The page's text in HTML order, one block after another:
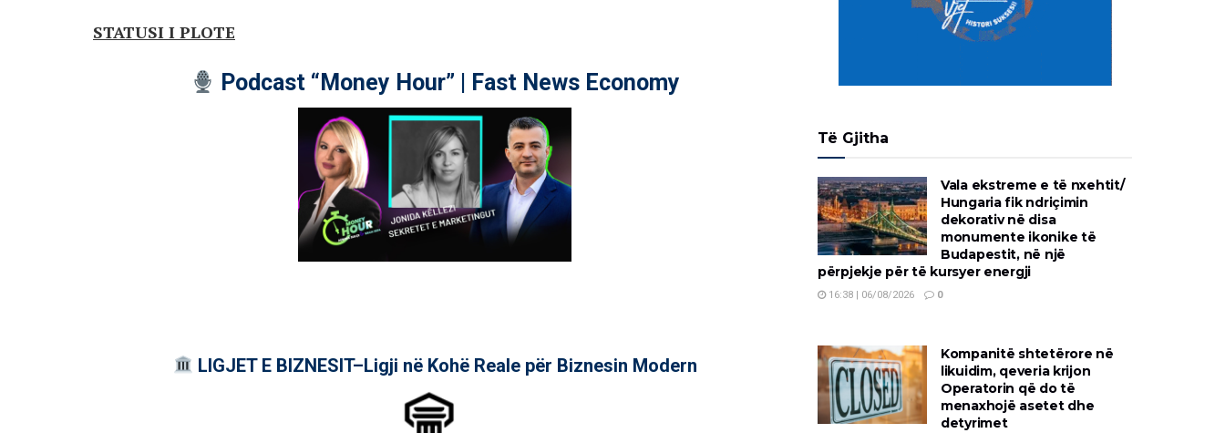
STATUSI I PLOTE
Podcast “Money Hour” | Fast News Economy
LIGJET E BIZNESIT–Ligji në Kohë Reale për Biznesin Modern
Të Gjitha
Vala ekstreme e të nxehtit/
Hungaria fik ndriçimin
dekorativ në disa
monumente ikonike të
Budapestit, në një
përpjekje për të kursyer energji
16:38 | 06/08/2026 0
Kompanitë shtetërore në
likuidim, qeveria krijon
Operatorin që do të
menaxhojë asetet dhe
detyrimet